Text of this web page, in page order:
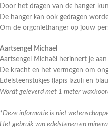
Door het dragen van de hanger
De hanger kan ook gedragen
Om de orgoniethanger op jouw
Aartsengel Michael
Aartsengel Michaël herinnert je
De kracht en het vermogen om
Edelsteenstukjes (lapis lazuli en
Wordt geleverd met 1 meter
*Deze informatie is niet
Het gebruik van edelstenen en